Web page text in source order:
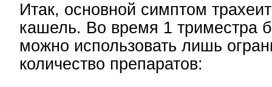
Итак, основной симптом
кашель. Во время 1 триместра
можно использовать лишь
количество препаратов: